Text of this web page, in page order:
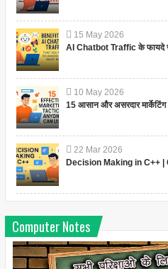
15 May 2026
AI Chatbot Traffic के फायदे
10 May 2026
15 आसान और असरदार
22 Mar 2026
Decision Making in C++ |
Computer Notes